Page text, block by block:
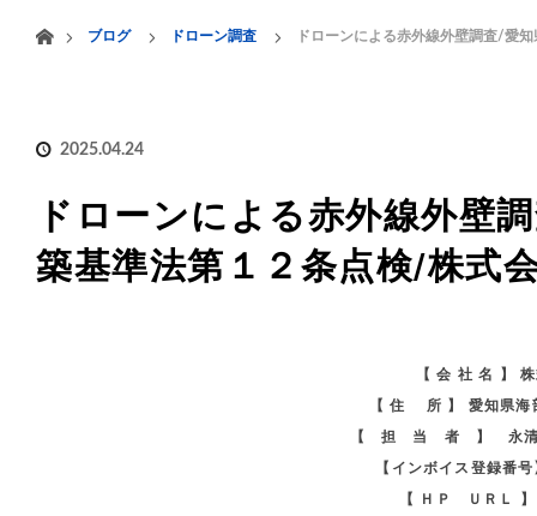
HOME 業務案内
ブログ
ドローン調査 ドローンによる赤外線外壁調査/愛
2025.04.24
ドローンによる赤外線外壁
築基準法第１２条点検/株式
【 会 社 名 】
【 住 所 】 愛知県海
【 担 当 者 】 永清
【インボイス登録
【 ＨＰ ＵＲＬ